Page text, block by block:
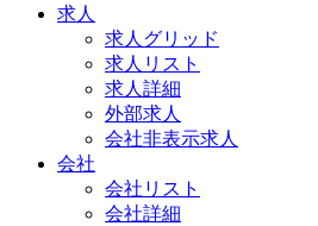
求人
求人グリッド
求人リスト
求人詳細
外部求人
会社非表示求人
会社
会社リスト
会社詳細